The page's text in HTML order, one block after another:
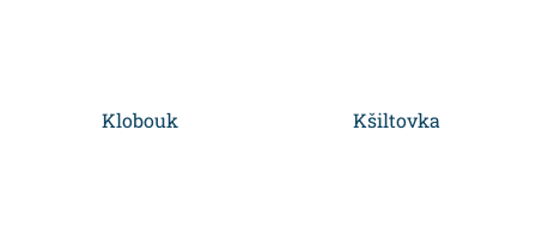
Klobouk Kšiltovka